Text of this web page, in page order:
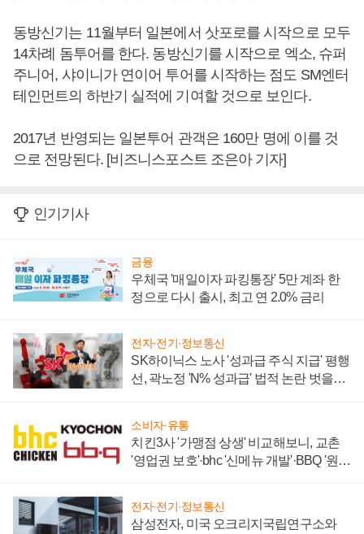
동방신기는 11월부터 일본에서 삿포로를 시작으로 모두
14차례 돔투어를 한다. 동방신기를 시작으로 엑소, 슈퍼
주니어, 샤이니가 연이어 투어를 시작하는 점도 SM엔터
테인먼트의 하반기 실적에 기여할 것으로 보인다.
2017년 반영되는 일본투어 관객은 160만 명에 이를 것
으로 전망된다. [비즈니스포스트 조은아 기자]
인기기사
금융
우체국 '매일이자 파킹통장' 5만 계좌 한
정으로 다시 출시, 최고 연 2.0% 금리
전자·전기·정보통신
SK하이닉스 노사 '성과급 주식 지급' 평행
선, 곽노정 'N% 성과급' 법적 논란 벗을지
소비자·유통
치킨3사 '가맹점 상생' 비교해보니, 교촌
'영업권 보호'·bhc '신메뉴 개발'·BBQ '원가
전자·전기·정보통신
삼성전자, 미국 오크리지국립연구소와